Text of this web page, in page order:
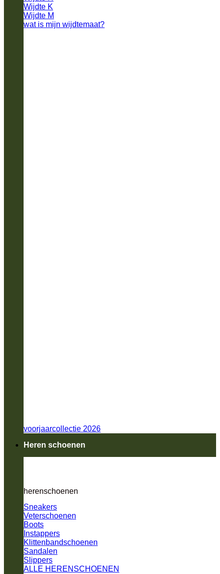
Wijdte K
Wijdte M
wat is mijn wijdtemaat?
voorjaarcollectie 2026
Heren schoenen
herenschoenen
Sneakers
Veterschoenen
Boots
Instappers
Klittenbandschoenen
Sandalen
Slippers
ALLE HERENSCHOENEN